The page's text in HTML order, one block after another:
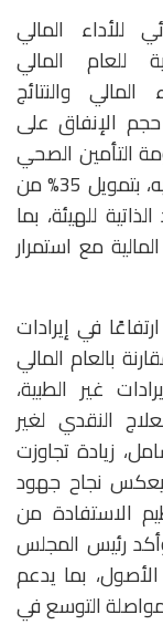
للأداء المالي
للعام المالي
المالي والنتائج
الإنفاق على
التأمين الصحي
الشامل بمنشآت الهيئة تجاوز 26 مليار جنيه، بتمويل 35% من
من الموارد الذاتية للهيئة، بما
مع استمرار
في إيرادات
بنسبة زيادة بلغت 59% مقارنة بالعام المالي
الإيرادات غير الطبية،
النقدي لغير
زيادة تجاوزت
يعكس نجاح جهود
الاستفادة من
رئيس المجلس
بما يدعم
مواصلة التوسع في